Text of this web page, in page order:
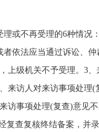
不再受理的6种情况
依法应当通过诉讼、
上级机关不予受理。3
来访人对来访事项处
访事项处理(复查)意见
复查复核终结备案，并